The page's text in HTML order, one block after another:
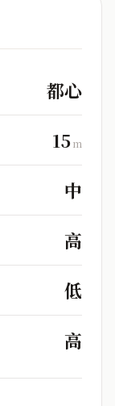
都心
15 m
中
高
低
高